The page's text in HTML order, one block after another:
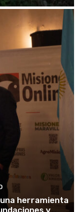
herramienta
y